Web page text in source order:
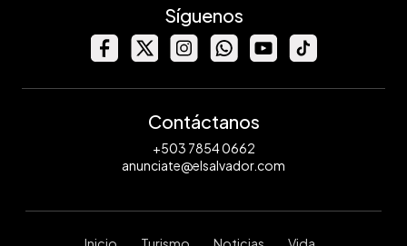
Síguenos
Contáctanos
+503 7854 0662
anunciate@elsalvador.com